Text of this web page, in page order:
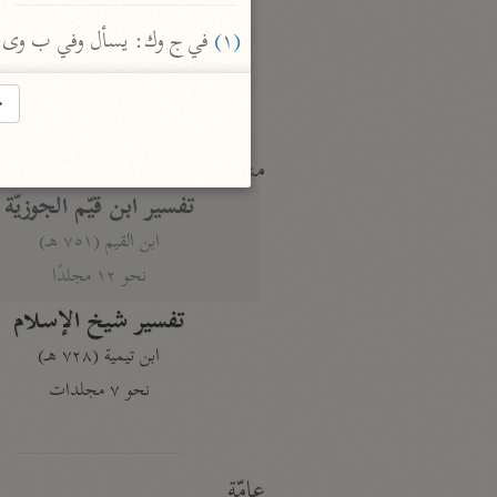
الماوردي (٤٥٠ هـ)
نحو ٦ مجلدات
منتقاة
تفسير ابن قيّم الجوزيّة
ابن القيم (٧٥١ هـ)
نحو ١٢ مجلدًا
تفسير شيخ الإسلام
ابن تيمية (٧٢٨ هـ)
نحو ٧ مجلدات
(١) في ج وك: يسأل وفي ب